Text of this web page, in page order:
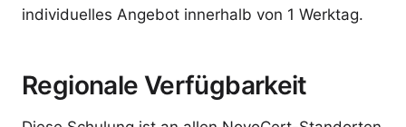
individuelles Angebot innerhalb von 1 Werktag.
Regionale Verfügbarkeit